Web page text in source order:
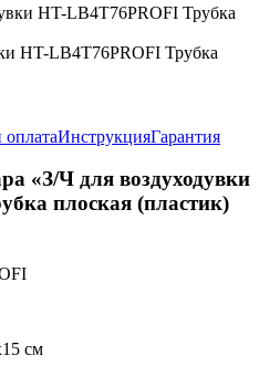
HT-LB4T76PROFI Трубка
оплатаИнструкцияГарантия
«З/Ч для воздуходувки
плоская (пластик)
см